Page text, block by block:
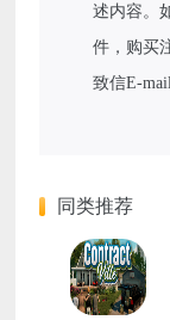
述内容。
件，购买
致信E-
同类推荐